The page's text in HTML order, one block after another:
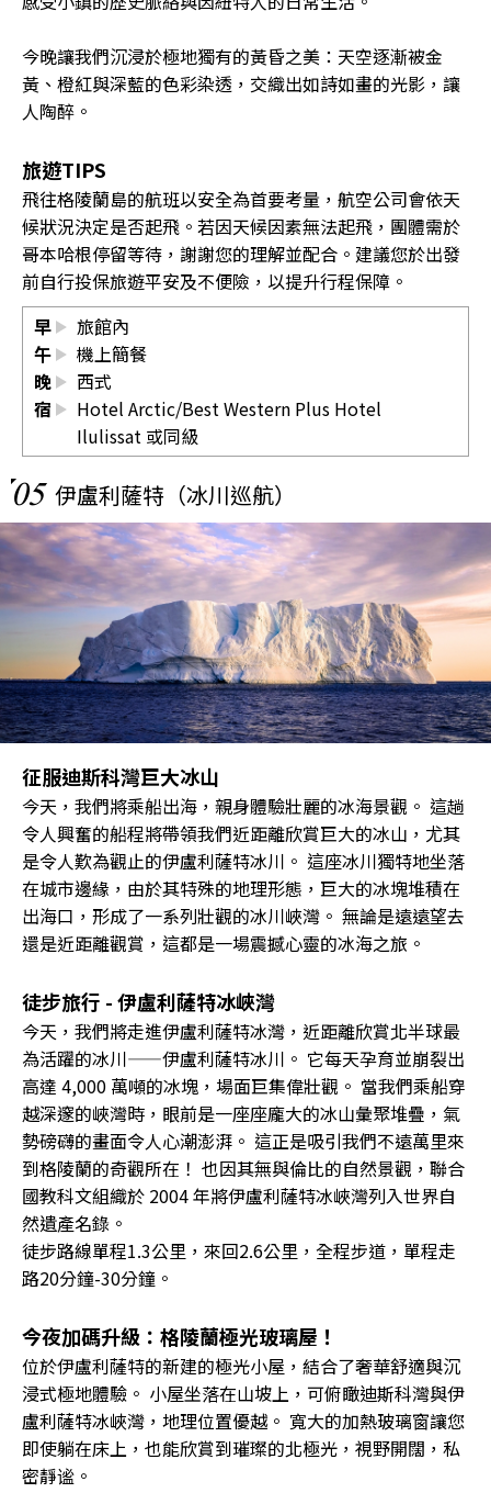
今晚讓我們沉浸於極地獨有的黃昏之美：天空逐漸被金
黃、橙紅與深藍的色彩染透，交織出如詩如畫的光影，讓
人陶醉。
旅遊TIPS
飛往格陵蘭島的航班以安全為首要考量，航空公司會依天
候狀況決定是否起飛。若因天候因素無法起飛，團體需於
哥本哈根停留等待，謝謝您的理解並配合。建議您於出發
前自行投保旅遊平安及不便險，以提升行程保障。
早
旅館內
午
機上簡餐
晚
西式
宿
Hotel Arctic/Best Western Plus Hotel
Ilulissat 或同級
05 伊盧利薩特（冰川巡航）
征服迪斯科灣巨大冰山
今天，我們將乘船出海，親身體驗壯麗的冰海景觀。 這趟
令人興奮的船程將帶領我們近距離欣賞巨大的冰山，尤其
是令人歎為觀止的伊盧利薩特冰川。 這座冰川獨特地坐落
在城市邊緣，由於其特殊的地理形態，巨大的冰塊堆積在
出海口，形成了一系列壯觀的冰川峽灣。 無論是遠遠望去
還是近距離觀賞，這都是一場震撼心靈的冰海之旅。
徒步旅行 - 伊盧利薩特冰峽灣
今天，我們將走進伊盧利薩特冰灣，近距離欣賞北半球最
為活躍的冰川——伊盧利薩特冰川。 它每天孕育並崩裂出
高達 4,000 萬噸的冰塊，場面巨集偉壯觀。 當我們乘船穿
越深邃的峽灣時，眼前是一座座龐大的冰山彙聚堆疊，氣
勢磅礴的畫面令人心潮澎湃。 這正是吸引我們不遠萬里來
到格陵蘭的奇觀所在！ 也因其無與倫比的自然景觀，聯合
國教科文組織於 2004 年將伊盧利薩特冰峽灣列入世界自
然遺產名錄。
徒步路線單程1.3公里，來回2.6公里，全程步道，單程走
路20分鐘-30分鐘。
今夜加碼升級：格陵蘭極光玻璃屋！
位於伊盧利薩特的新建的極光小屋，結合了奢華舒適與沉
浸式極地體驗。 小屋坐落在山坡上，可俯瞰迪斯科灣與伊
盧利薩特冰峽灣，地理位置優越。 寬大的加熱玻璃窗讓您
即使躺在床上，也能欣賞到璀璨的北極光，視野開闊，私
密靜谧。